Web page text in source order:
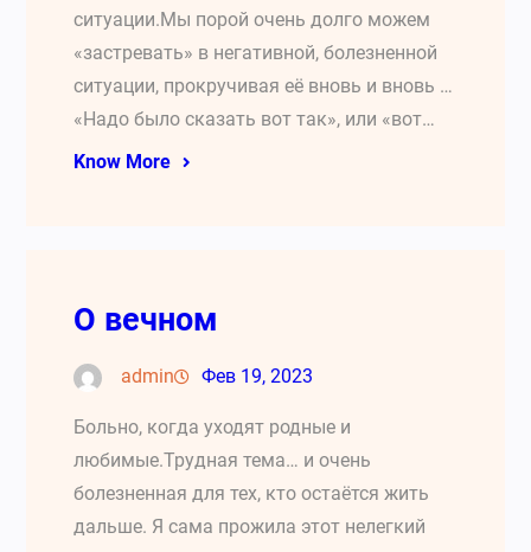
ситуации.Мы порой очень долго можем
«застревать» в негативной, болезненной
ситуации, прокручивая её вновь и вновь …
«Надо было сказать вот так», или «вот…
Know More
О вечном
admin Фев 19, 2023
Больно, когда уходят родные и
любимые.Трудная тема… и очень
болезненная для тех, кто остаётся жить
дальше. Я сама прожила этот нелегкий